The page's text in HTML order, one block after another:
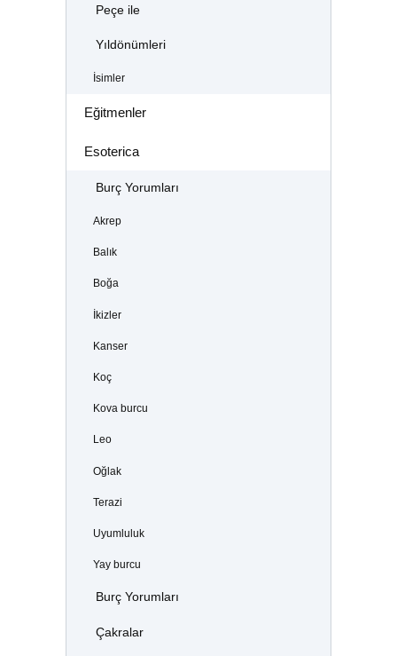
Peçe ile
Yıldönümleri
İsimler
Eğitmenler
Esoterica
Burç Yorumları
Akrep
Balık
Boğa
İkizler
Kanser
Koç
Kova burcu
Leo
Oğlak
Terazi
Uyumluluk
Yay burcu
Burç Yorumları
Çakralar